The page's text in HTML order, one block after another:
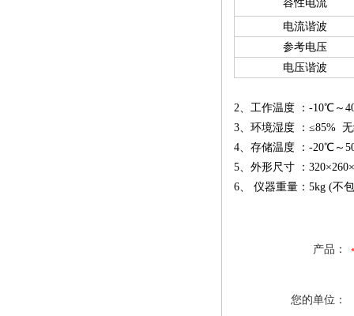
容性电流
电流谐波
参考电压
电压谐波
2、工作温度 ：-10℃～
3、环境湿度 ：≤85%
4、存储温度 ：-20℃～
5、外形尺寸 ：
6、 仪器重量：5kg (不
产品：
您的单位：